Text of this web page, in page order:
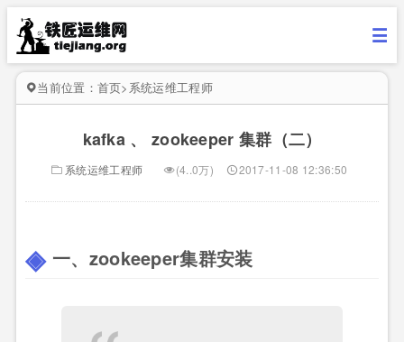
当前位置： 首页> 系统运维工程师
kafka 、 zookeeper 集群（二）
系统运维工程师 (4..0万) 2017-11-08 12:36:50
一、zookeeper集群安装